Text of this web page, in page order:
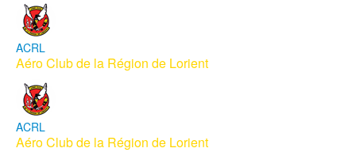
ACRL
Aéro Club de la Région de Lorient
ACRL
Aéro Club de la Région de Lorient